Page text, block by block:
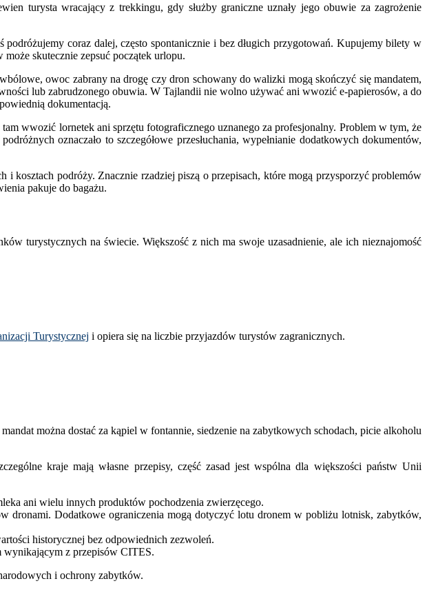
turysta wracający z trekkingu, gdy służby graniczne uznały jego obuwie za zagrożenie
coraz dalej, często spontanicznie i bez długich przygotowań. Kupujemy bilety w
skutecznie zepsuć początek urlopu.
owoc zabrany na drogę czy dron schowany do walizki mogą skończyć się mandatem,
lub zabrudzonego obuwia. W Tajlandii nie wolno używać ani wwozić e-papierosów, a do
dokumentacją.
wwozić lornetek ani sprzętu fotograficznego uznanego za profesjonalny. Problem w tym, że
oznaczało to szczegółowe przesłuchania, wypełnianie dodatkowych dokumentów,
kosztach podróży. Znacznie rzadziej piszą o przepisach, które mogą przysporzyć problemów
pakuje do bagażu.
turystycznych na świecie. Większość z nich ma swoje uzasadnienie, ale ich nieznajomość
Turystycznej i opiera się na liczbie przyjazdów turystów zagranicznych.
można dostać za kąpiel w fontannie, siedzenie na zabytkowych schodach, picie alkoholu
kraje mają własne przepisy, część zasad jest wspólna dla większości państw Unii
ani wielu innych produktów pochodzenia zwierzęcego.
dronami. Dodatkowe ograniczenia mogą dotyczyć lotu dronem w pobliżu lotnisk, zabytków,
historycznej bez odpowiednich zezwoleń.
wynikającym z przepisów CITES.
i ochrony zabytków.